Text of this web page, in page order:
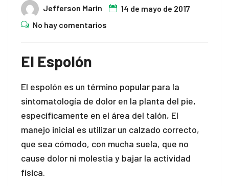
Jefferson Marin
14 de mayo de 2017
No hay comentarios
El Espolón
El espolón es un término popular para la
sintomatología de dolor en la planta del pie,
específicamente en el área del talón, El
manejo inicial es utilizar un calzado correcto,
que sea cómodo, con mucha suela, que no
cause dolor ni molestia y bajar la actividad
física.